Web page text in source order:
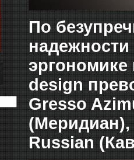
По
надежности
design
Gresso
(Меридиан),
Russian